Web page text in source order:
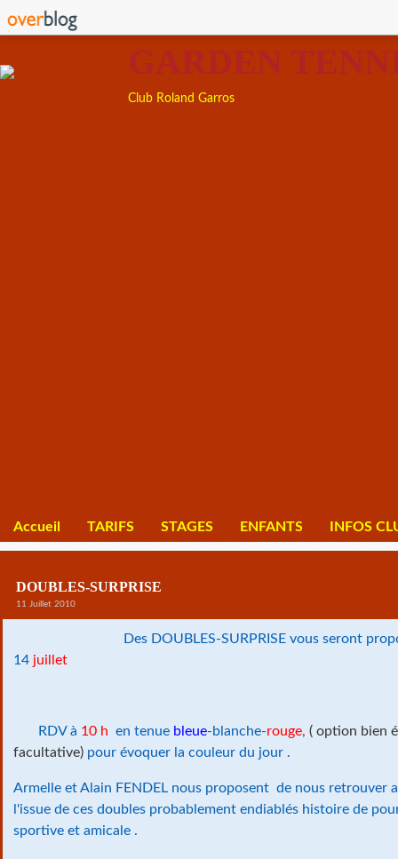
GARDEN
Club Roland Garros
Accueil TARIFS STAGES ENFANTS INFOS
DOUBLES-SURPRISE
11 Juillet 2010
Des DOUBLES-SURPRISE vous seront
14 juillet
RDV à 10 h en tenue bleue-blanche-rouge, ( option bien
facultative) pour évoquer la couleur du jour .
Armelle et Alain FENDEL nous proposent de nous retrouver
l'issue de ces doubles probablement endiablés histoire de
sportive et amicale .